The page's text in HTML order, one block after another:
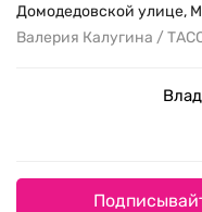
Домодедовской улице,
Валерия Калугина /